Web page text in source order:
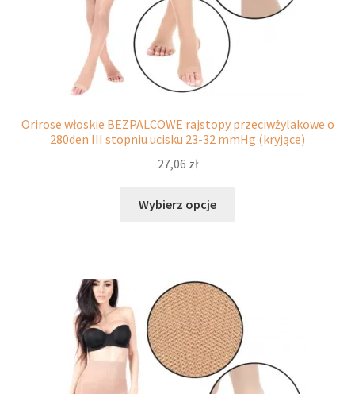
potomne
Orirose włoskie BEZPALCOWE rajstopy przeciwżylakowe o
280den III stopniu ucisku 23-32 mmHg (kryjące)
27,06 zł
Wybierz opcje
można
wybrać
na
stronie